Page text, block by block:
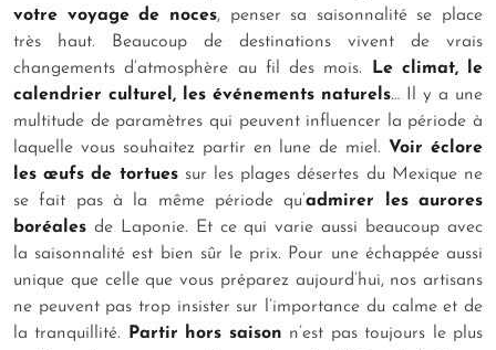
votre voyage de noces, penser sa saisonnalité se place
très haut. Beaucoup de destinations vivent de vrais
changements d’atmosphère au fil des mois.
Le climat, le
calendrier culturel, les événements naturels… Il y a une
multitude de paramètres qui peuvent influencer la période à
laquelle vous souhaitez partir en lune de miel. Voir éclore
les œufs de tortues sur les plages désertes du Mexique ne
se fait pas à la même période qu’admirer les aurores
boréales de Laponie. Et ce qui varie aussi beaucoup avec
la saisonnalité est bien sûr le prix. Pour une échappée aussi
unique que celle que vous préparez aujourd’hui, nos artisans
ne peuvent pas trop insister sur l’importance du calme et de
la tranquillité.
Partir hors saison n’est pas toujours le plus